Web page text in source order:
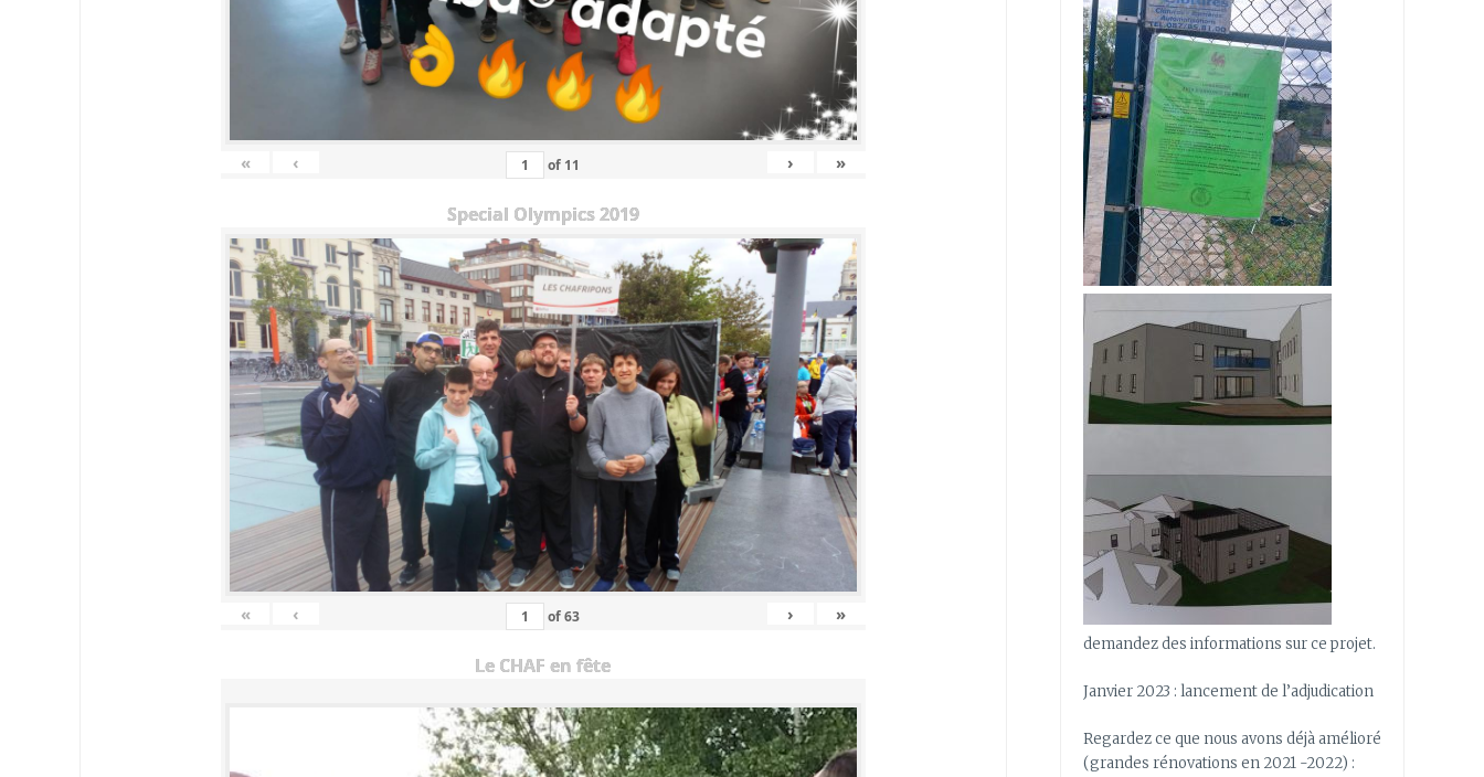
« ‹ of 11 › »
Special Olympics 2019
« ‹ of63 › »
Le CHAF en fête
demandez des informations sur ce projet.
Janvier 2023 : lancement de l’adjudication
Regardez ce que nous avons déjà amélioré
(grandes rénovations en 2021 -2022) :